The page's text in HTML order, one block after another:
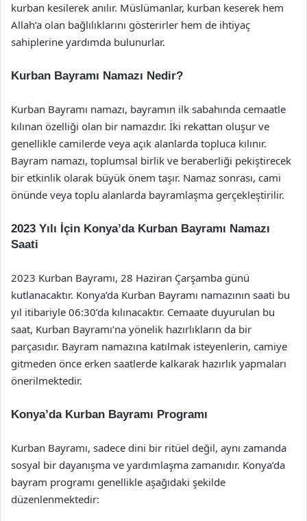
kurban kesilerek anılır. Müslümanlar, kurban keserek hem
Allah’a olan bağlılıklarını gösterirler hem de ihtiyaç
sahiplerine yardımda bulunurlar.
Kurban Bayramı Namazı Nedir?
Kurban Bayramı namazı, bayramın ilk sabahında cemaatle
kılınan özelliği olan bir namazdır. İki rekattan oluşur ve
genellikle camilerde veya açık alanlarda topluca kılınır.
Bayram namazı, toplumsal birlik ve beraberliği pekiştirecek
bir etkinlik olarak büyük önem taşır. Namaz sonrası, cami
önünde veya toplu alanlarda bayramlaşma gerçekleştirilir.
2023 Yılı İçin Konya’da Kurban Bayramı Namazı
Saati
2023 Kurban Bayramı, 28 Haziran Çarşamba günü
kutlanacaktır. Konya’da Kurban Bayramı namazının saati bu
yıl itibariyle 06:30’da kılınacaktır. Cemaate duyurulan bu
saat, Kurban Bayramı’na yönelik hazırlıkların da bir
parçasıdır. Bayram namazına katılmak isteyenlerin, camiye
gitmeden önce erken saatlerde kalkarak hazırlık yapmaları
önerilmektedir.
Konya’da Kurban Bayramı Programı
Kurban Bayramı, sadece dini bir ritüel değil, aynı zamanda
sosyal bir dayanışma ve yardımlaşma zamanıdır. Konya’da
bayram programı genellikle aşağıdaki şekilde
düzenlenmektedir: